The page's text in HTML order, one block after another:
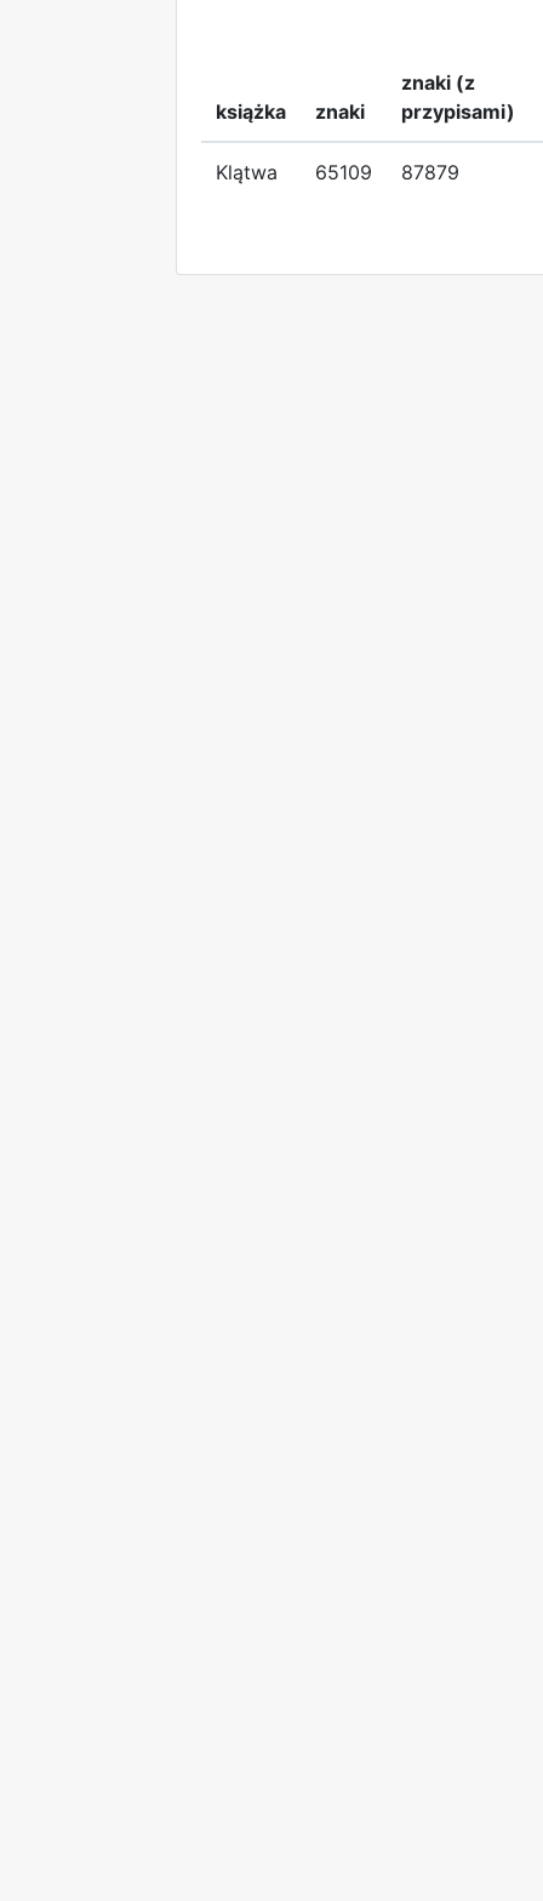
książka znaki
znaki (z
przypisami)
Klątwa 65109 87879